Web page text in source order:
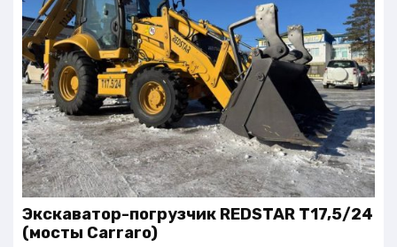
Экскаватор-погрузчик REDSTAR T17,5/24
(мосты Carraro)